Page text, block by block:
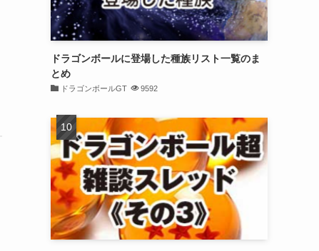
ドラゴンボールに登場した種族リスト一覧のま
とめ
ドラゴンボールGT 9592